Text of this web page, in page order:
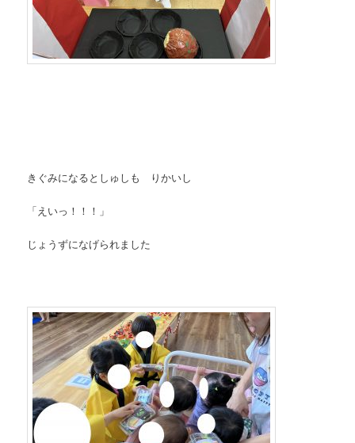
きぐみになるとしゅしも りかいし
「えいっ！！！」
じょうずになげられました